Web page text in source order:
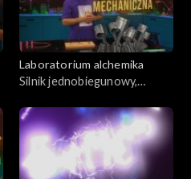
Laboratorium alchemika
Silnik jednobiegunowy,